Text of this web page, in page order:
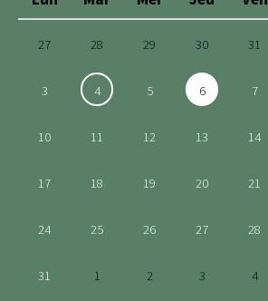
27 28 29 30 31
3 4 5 6 7
10 11 12 13 14
17 18 19 20 21
24 25 26 27 28
31 1 2 3 4